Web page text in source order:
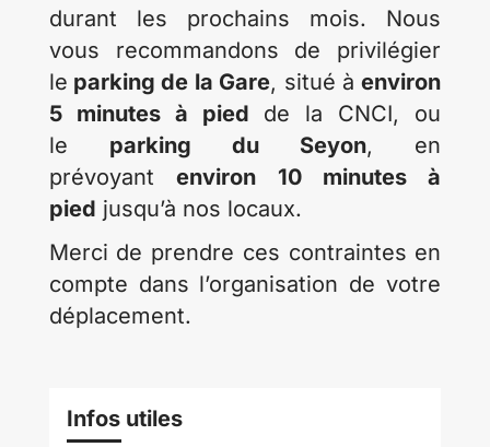
durant les prochains mois. Nous
vous recommandons de privilégier
le parking de la Gare, situé àenviron
5 minutes à pied de la CNCI, ou
le parking du Seyon, en
prévoyantenviron 10 minutes à
pied jusqu’à nos locaux.
Merci de prendre ces contraintes en
compte dans l’organisation de votre
déplacement.
Infos utiles